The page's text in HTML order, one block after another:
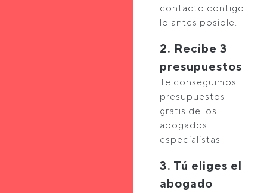
contacto contigo
lo antes posible.
2. Recibe 3
presupuestos
Te conseguimos
presupuestos
gratis de los
abogados
especialistas
3. Tú eliges el
abogado